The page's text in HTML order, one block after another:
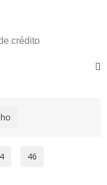
crédito
46